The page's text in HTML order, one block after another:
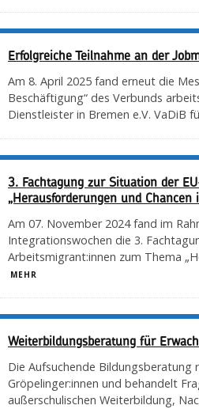
Erfolgreiche Teilnahme an der
Am 8. April 2025 fand erneut die
Beschäftigung“ des Verbunds
Dienstleister in Bremen e.V. VaDiB
3. Fachtagung zur Situation der
„Herausforderungen und Chancen
Am 07. November 2024 fand im
Integrationswochen die 3.
Arbeitsmigrant:innen zum Thema
MEHR
Weiterbildungsberatung für
Die Aufsuchende Bildungsberatung
Gröpelinger:innen und behandelt
außerschulischen Weiterbildung,